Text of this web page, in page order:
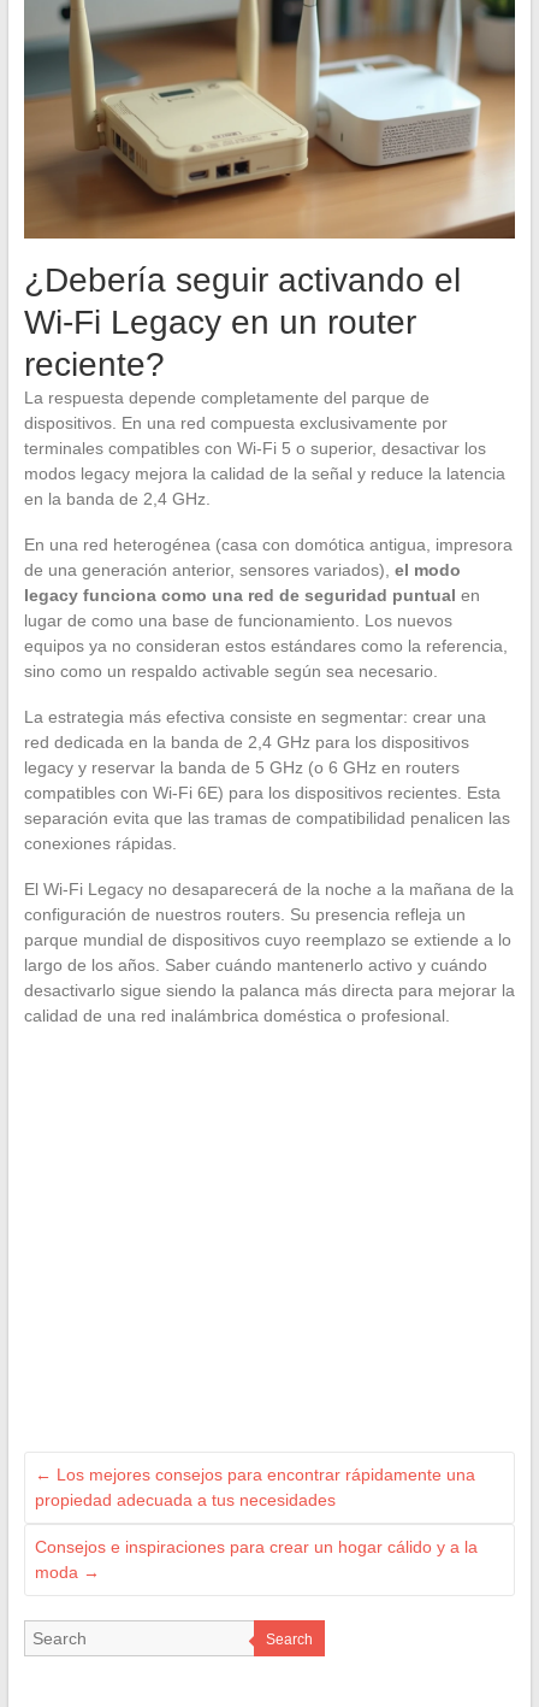
¿Debería seguir activando el
Wi-Fi Legacy en un router
reciente?
La respuesta depende completamente del parque de
dispositivos. En una red compuesta exclusivamente por
terminales compatibles con Wi-Fi 5 o superior, desactivar los
modos legacy mejora la calidad de la señal y reduce la latencia
en la banda de 2,4 GHz.
En una red heterogénea (casa con domótica antigua, impresora
de una generación anterior, sensores variados), el modo
legacy funciona como una red de seguridad puntual en
lugar de como una base de funcionamiento. Los nuevos
equipos ya no consideran estos estándares como la referencia,
sino como un respaldo activable según sea necesario.
La estrategia más efectiva consiste en segmentar: crear una
red dedicada en la banda de 2,4 GHz para los dispositivos
legacy y reservar la banda de 5 GHz (o 6 GHz en routers
compatibles con Wi-Fi 6E) para los dispositivos recientes. Esta
separación evita que las tramas de compatibilidad penalicen las
conexiones rápidas.
El Wi-Fi Legacy no desaparecerá de la noche a la mañana de la
configuración de nuestros routers. Su presencia refleja un
parque mundial de dispositivos cuyo reemplazo se extiende a lo
largo de los años. Saber cuándo mantenerlo activo y cuándo
desactivarlo sigue siendo la palanca más directa para mejorar la
calidad de una red inalámbrica doméstica o profesional.
← Los mejores consejos para encontrar rápidamente una
propiedad adecuada a tus necesidades
Consejos e inspiraciones para crear un hogar cálido y a la
moda →
Search